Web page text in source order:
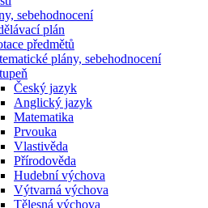
sebehodnocení
plán
předmětů
plány, sebehodnocení
Český jazyk
Anglický jazyk
Matematika
Prvouka
Vlastivěda
Přírodověda
Hudební výchova
Výtvarná výchova
Tělesná výchova